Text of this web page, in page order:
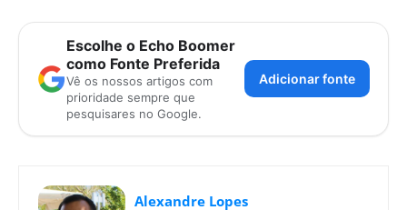
Escolhe o Echo Boomer
como Fonte Preferida
Vê os nossos artigos com
prioridade sempre que
pesquisares no Google.
Adicionar fonte
Alexandre Lopes